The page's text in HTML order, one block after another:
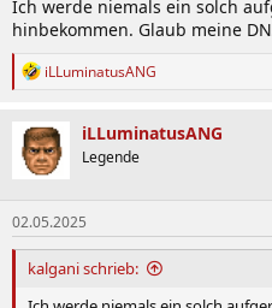
:
Ich werde niemals ein solch
hinbekommen. Glaub meine
R
k
t
i
n
e
n
:
iLLuminatusANG
iLLuminatusANG
Legende
02.05.2025
kalgani schrieb: